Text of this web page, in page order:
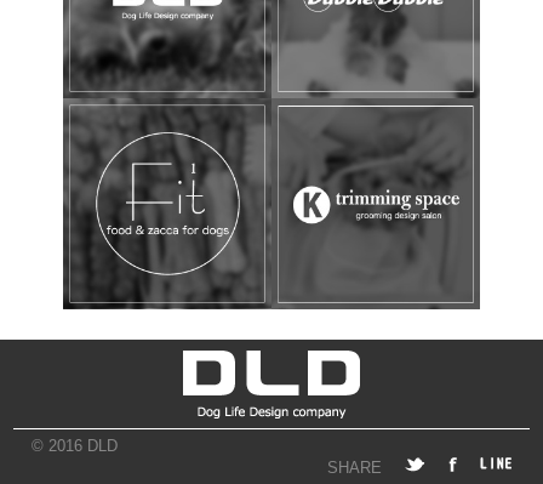
© 2016 DLD
SHARE